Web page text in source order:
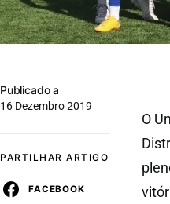
Publicado a
16 Dezembro 2019
PARTILHAR ARTIGO
FACEBOOK
O